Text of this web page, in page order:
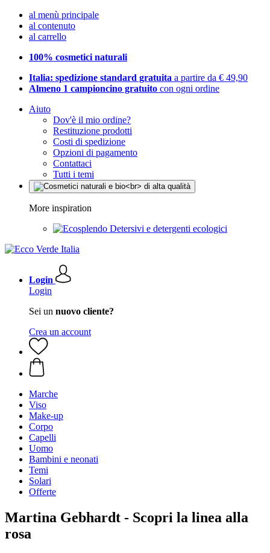
al menù principale
al contenuto
al carrello
100% cosmetici naturali
Italia: spedizione standard gratuita a partire da € 49,90
Almeno 1 campioncino gratuito con ogni ordine
Aiuto
Dov'è il mio ordine?
Restituzione prodotti
Costi di spedizione
Opzioni di pagamento
Contattaci
Tutti i temi
More inspiration
Detersivi e detergenti ecologici
Login
Login
Sei un nuovo cliente?
Crea un account
Marche
Viso
Make-up
Corpo
Capelli
Uomo
Bambini e neonati
Temi
Solari
Offerte
Martina Gebhardt - Scopri la linea alla
rosa